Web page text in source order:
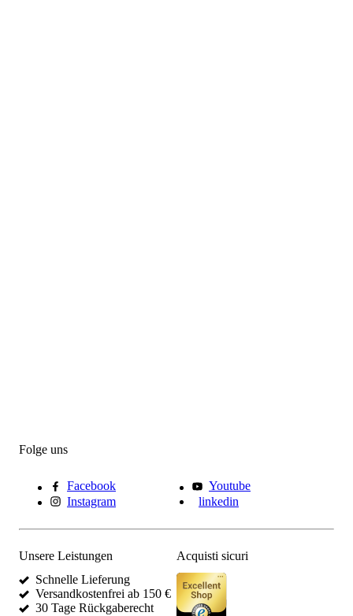
Folge uns
Facebook
Youtube
Instagram
linkedin
Unsere Leistungen
Schnelle Lieferung
Versandkostenfrei ab 150 €
30 Tage Rückgaberecht
Acquisti sicuri